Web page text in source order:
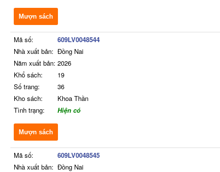
Mượn sách
Mã số:
609LV0048544
Nhà xuất bản: Đồng Nai
Năm xuất bản: 2026
Khổ sách:
19
Số trang:
36
Kho sách:
Khoa Thần
Tình trạng:
Hiện có
Mượn sách
Mã số:
609LV0048545
Nhà xuất bản: Đồng Nai